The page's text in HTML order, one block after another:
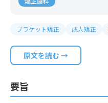
ブラケット矯正 成人矯正
原文を読む →
要旨